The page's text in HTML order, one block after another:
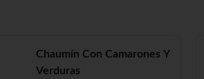
Chaumín Con Camarones Y
Verduras